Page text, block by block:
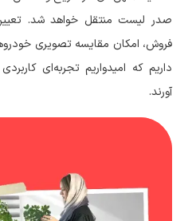
فروش، امکان مقایسه تصویری
داریم که امیدواریم تجربه‌ای
آورند.